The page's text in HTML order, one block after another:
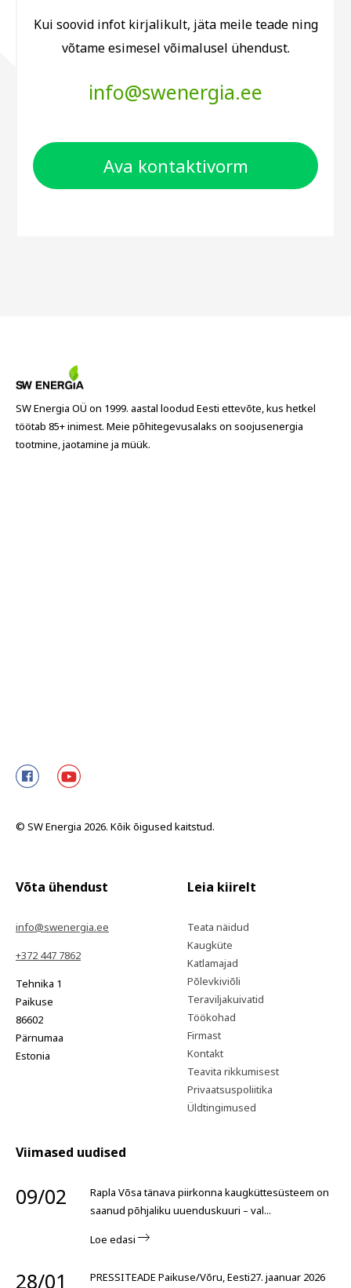
Kui soovid infot kirjalikult, jäta meile teade ning
võtame esimesel võimalusel ühendust.
info@swenergia.ee
Ava kontaktivorm
SW Energia OÜ on 1999. aastal loodud Eesti ettevõte, kus hetkel
töötab 85+ inimest. Meie põhitegevusalaks on soojusenergia
tootmine, jaotamine ja müük.
© SW Energia 2026. Kõik õigused kaitstud.
Võta ühendust
info@swenergia.ee
+372 447 7862
Tehnika 1
Paikuse
86602
Pärnumaa
Estonia
Leia kiirelt
Teata näidud
Kaugküte
Katlamajad
Põlevkiviõli
Teraviljakuivatid
Töökohad
Firmast
Kontakt
Teavita rikkumisest
Privaatsuspoliitika
Üldtingimused
Viimased uudised
09/02
Rapla Võsa tänava piirkonna kaugküttesüsteem on
saanud põhjaliku uuenduskuuri – val...
Loe edasi
28/01 PRESSITEADE Paikuse/Võru, Eesti27. jaanuar 2026